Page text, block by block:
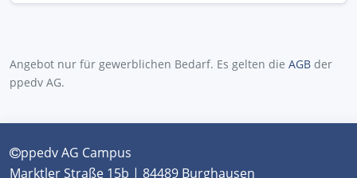
Angebot nur für gewerblichen Bedarf. Es gelten die AGB der
ppedv AG.
ppedv AG Campus
Marktler Straße 15b | 84489 Burghausen